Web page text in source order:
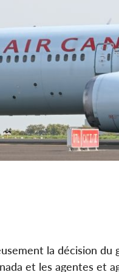
la décision
et les agentes et